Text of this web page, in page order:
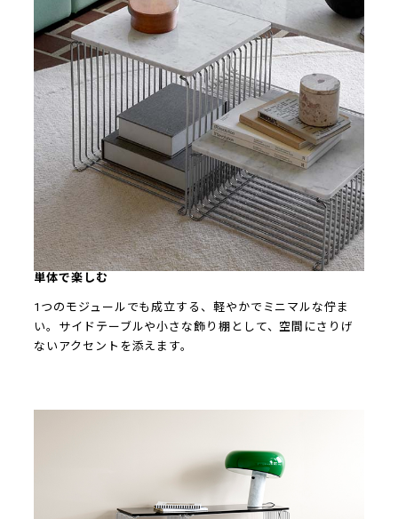
単体で楽しむ
1つのモジュールでも成立する、軽やかでミニマルな佇ま
い。サイドテーブルや小さな飾り棚として、空間にさりげ
ないアクセントを添えます。